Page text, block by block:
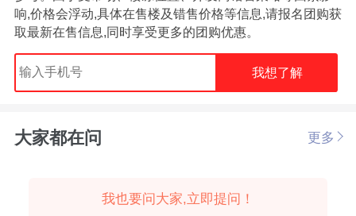
响,价格会浮动,具体在售楼及错售价格等信息,请报名团购获
取最新在售信息,同时享受更多的团购优惠。
我想了解
大家都在问 更多
我也要问大家,立即提问！